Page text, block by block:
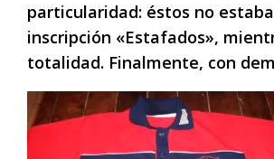
particularidad: éstos no
inscripción «Estafados»,
totalidad. Finalmente, con